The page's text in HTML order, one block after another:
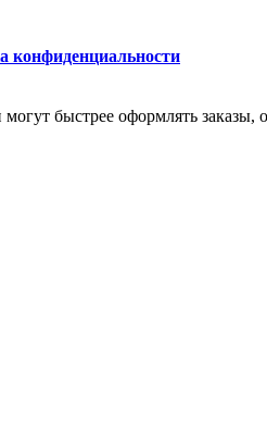
конфиденциальности
быстрее оформлять